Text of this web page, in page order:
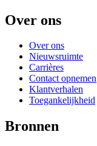
Over ons
Over ons
Nieuwsruimte
Carrières
Contact opnemen
Klantverhalen
Toegankelijkheid
Bronnen